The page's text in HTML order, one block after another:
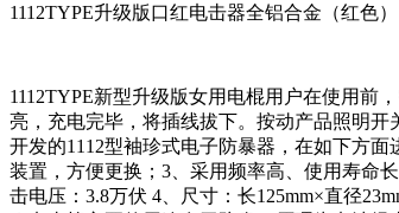
1112TYPE升级版口红电击器全铝合金（红色）
1112TYPE新型升级版女用电棍用户在使用前
亮，充电完毕，将插线拔下。按动产品照明
开发的1112型袖珍式电子防暴器，在如下方
装置，方便更换；3、采用频率高、使用寿命
击电压：3.8万伏 4、尺寸：长125mm×直径